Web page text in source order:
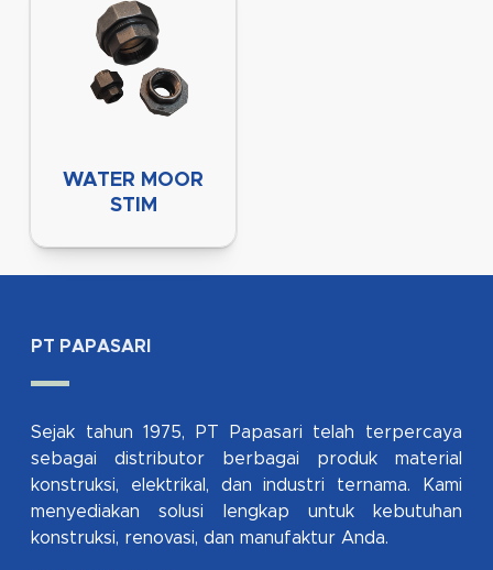
WATER MOOR
STIM
PT PAPASARI
Sejak tahun 1975, PT Papasari telah terpercaya
sebagai distributor berbagai produk material
konstruksi, elektrikal, dan industri ternama. Kami
menyediakan solusi lengkap untuk kebutuhan
konstruksi, renovasi, dan manufaktur Anda.